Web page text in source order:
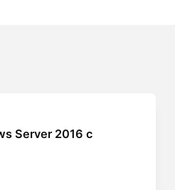
Server 2016 с